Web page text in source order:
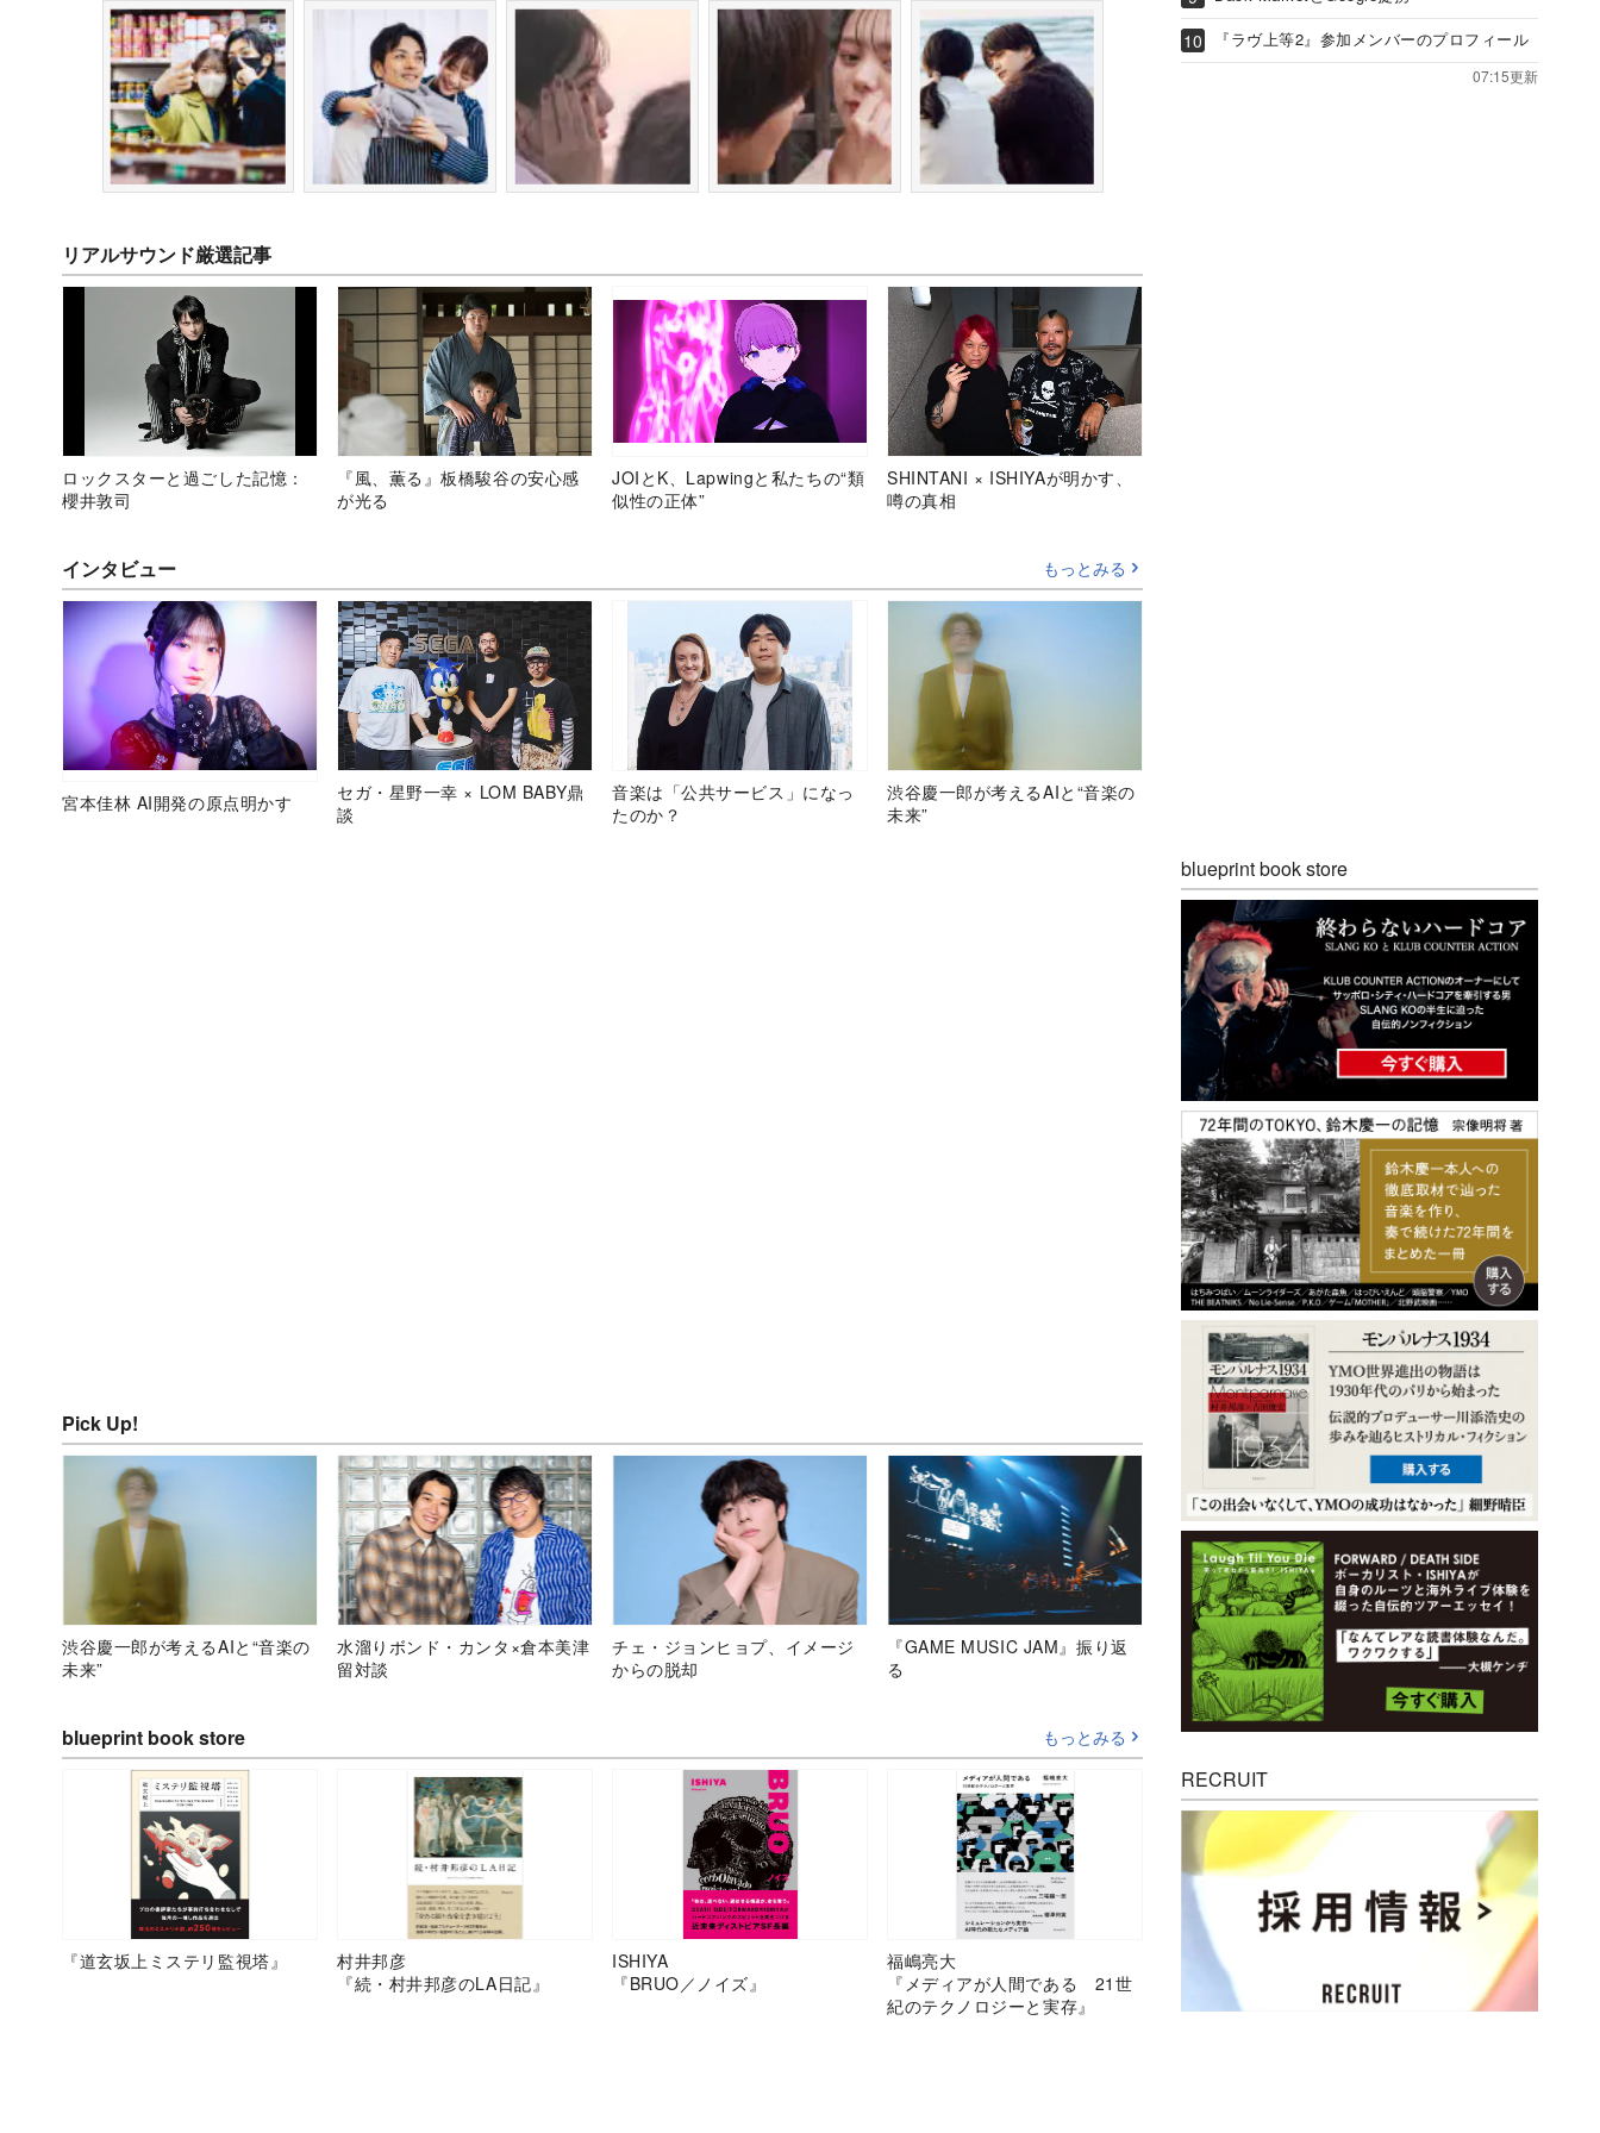
リアルサウンド厳選記事
ロックスターと過ごした記憶：
櫻井敦司
『風、薫る』板橋駿谷の安心感
が光る
JOIとK、Lapwingと私たちの“類
似性の正体”
SHINTANI × ISHIYAが明かす、
噂の真相
インタビュー もっとみる
宮本佳林 AI開発の原点明かす
セガ・星野一幸 × LOM BABY鼎
談
音楽は「公共サービス」になっ
たのか？
渋谷慶一郎が考えるAIと“音楽の
未来”
Pick Up!
渋谷慶一郎が考えるAIと“音楽の
未来”
水溜りボンド・カンタ×倉本美津
留対談
チェ・ジョンヒョプ、イメージ
からの脱却
『GAME MUSIC JAM』振り返
る
blueprint book store もっとみる
『道玄坂上ミステリ監視塔』
村井邦彦
『続・村井邦彦のLA日記』
ISHIYA
『BRUO／ノイズ』
福嶋亮大
『メディアが人間である 21世
紀のテクノロジーと実存』
『ラヴ上等2』参加メンバーのプロフィール
07:15更新
blueprint book store
RECRUIT